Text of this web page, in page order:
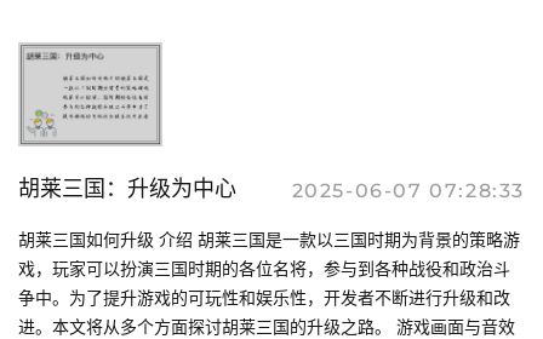
胡莱三国：升级为中心 2025-06-07 07:28:33
胡莱三国如何升级 介绍 胡莱三国是一款以三国时期为背景的策略游
戏，玩家可以扮演三国时期的各位名将，参与到各种战役和政治斗
争中。为了提升游戏的可玩性和娱乐性，开发者不断进行升级和改
进。本文将从多个方面探讨胡莱三国的升级之路。 游戏画面与音效